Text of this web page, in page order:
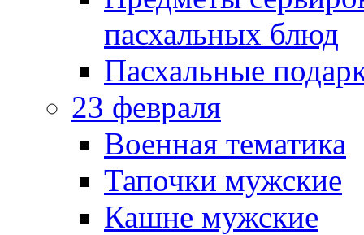
пасхальных блюд
Пасхальные
23 февраля
Военная тематика
Тапочки мужские
Кашне мужские